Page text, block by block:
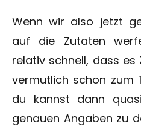
Wenn wir also jetzt
auf die Zutaten
relativ schnell, dass
vermutlich schon zum
du kannst dann
genauen Angaben zu